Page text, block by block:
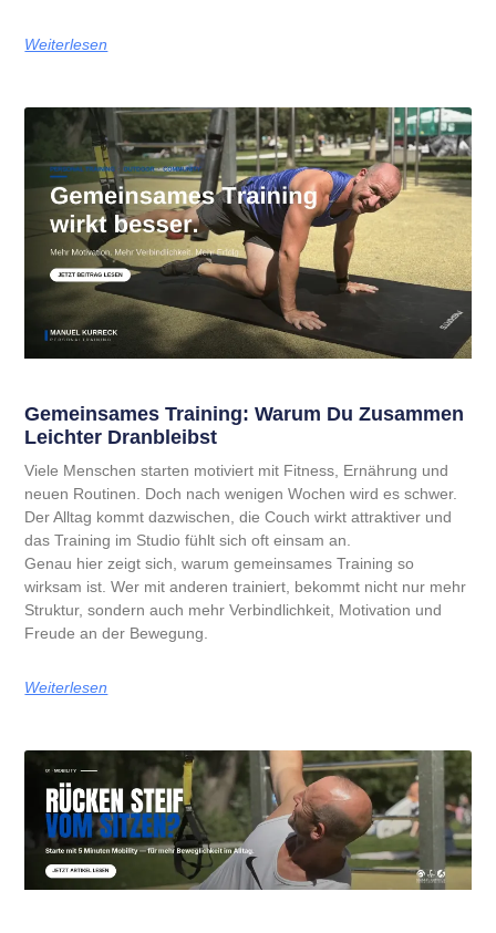
Weiterlesen
Gemeinsames Training: Warum Du Zusammen
Leichter Dranbleibst
Viele Menschen starten motiviert mit Fitness, Ernährung und
neuen Routinen. Doch nach wenigen Wochen wird es schwer.
Der Alltag kommt dazwischen, die Couch wirkt attraktiver und
das Training im Studio fühlt sich oft einsam an.
Genau hier zeigt sich, warum gemeinsames Training so
wirksam ist. Wer mit anderen trainiert, bekommt nicht nur mehr
Struktur, sondern auch mehr Verbindlichkeit, Motivation und
Freude an der Bewegung.
Weiterlesen